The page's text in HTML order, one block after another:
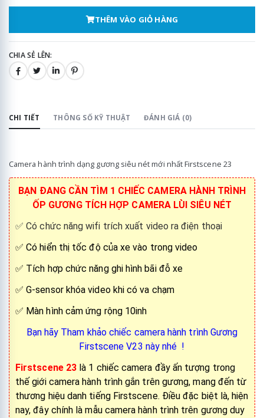
THÊM VÀO GIỎ HÀNG
CHIA SẺ LÊN:
CHI TIẾT THÔNG SỐ KỸ THUẬT ĐÁNH GIÁ (0)
Camera hành trình dạng gương siêu nét mới nhất Firstscene 23
BẠN ĐANG CẦN TÌM 1 CHIẾC CAMERA HÀNH TRÌNH
ỐP GƯƠNG TÍCH HỢP CAMERA LÙI SIÊU NÉT
✅ Có chức năng wifi trích xuất video ra điện thoại
✅ Có hiển thị tốc độ của xe vào trong video
✅ Tích hợp chức năng ghi hình bãi đỗ xe
✅ G-sensor khóa video khi có va chạm
✅ Màn hình cảm ứng rộng 10inh
Bạn hãy Tham khảo chiếc camera hành trình Gương
Firstscene V23 này nhé !
Firstscene 23 là 1 chiếc camera đầy ấn tượng trong
thế giới camera hành trình gắn trên gương, mang đến từ
thương hiệu danh tiếng Firstscene. Điều đặc biệt là, hiện
nay, đây chính là mẫu camera hành trình trên gương duy